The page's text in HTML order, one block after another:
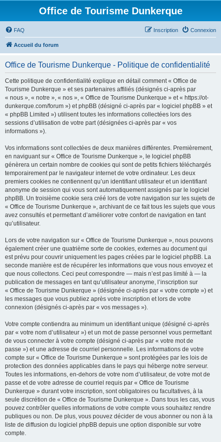
Office de Tourisme Dunkerque
FAQ Connexion
Inscription
Accueil du forum
Office de Tourisme Dunkerque - Politique de confidentialité
Cette politique de confidentialité explique en détail comment « Office de
Tourisme Dunkerque » et ses partenaires affiliés (désignés ci-après par
« nous », « notre », « nos », « Office de Tourisme Dunkerque » et « https://ot-
dunkerque.com/forum ») et phpBB (désigné ci-après par « logiciel phpBB » et
« phpBB Limited ») utilisent toutes les informations collectées lors des
sessions d’utilisation de votre part (désignées ci-après par « vos
informations »).
Vos informations sont collectées de deux manières différentes. Premièrement,
en naviguant sur « Office de Tourisme Dunkerque », le logiciel phpBB
génèrera un certain nombre de cookies qui sont de petits fichiers téléchargés
temporairement par le navigateur internet de votre ordinateur. Les deux
premiers cookies ne contiennent qu’un identifiant utilisateur et un identifiant
anonyme de session qui vous sont automatiquement assignés par le logiciel
phpBB. Un troisième cookie sera créé lors de votre navigation sur les sujets de
« Office de Tourisme Dunkerque », archivant de ce fait tous les sujets que vous
avez consultés et permettant d’améliorer votre confort de navigation en tant
qu’utilisateur.
Lors de votre navigation sur « Office de Tourisme Dunkerque », nous pouvons
également créer une quatrième sorte de cookies, externes au document qui
est prévu pour couvrir uniquement les pages créées par le logiciel phpBB. La
seconde manière est de récupérer les informations que vous nous envoyez et
que nous collectons. Ceci peut correspondre — mais n’est pas limité à — la
publication de messages en tant qu’utilisateur anonyme, l’inscription sur
« Office de Tourisme Dunkerque » (désignée ci-après par « votre compte ») et
les messages que vous publiez après votre inscription et lors de votre
connexion (désignés ci-après par « vos messages »).
Votre compte contiendra au minimum un identifiant unique (désigné ci-après
par « votre nom d’utilisateur ») et un mot de passe personnel vous permettant
de vous connecter à votre compte (désigné ci-après par « votre mot de
passe ») et une adresse de courriel personnelle. Les informations de votre
compte sur « Office de Tourisme Dunkerque » sont protégées par les lois de
protection des données applicables dans le pays qui héberge notre serveur.
Toutes les informations, en-dehors de votre nom d’utilisateur, de votre mot de
passe et de votre adresse de courriel requis par « Office de Tourisme
Dunkerque » durant votre inscription, sont obligatoires ou facultatives, à la
seule discrétion de « Office de Tourisme Dunkerque ». Dans tous les cas, vous
pouvez contrôler quelles informations de votre compte vous souhaitez rendre
publiques ou non. De plus, vous pouvez décider de vous abonner ou non à la
liste de diffusion du logiciel phpBB depuis une option disponible sur votre
compte.